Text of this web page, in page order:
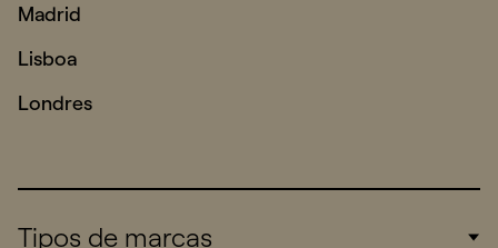
Madrid
Lisboa
Londres
Tipos de marcas